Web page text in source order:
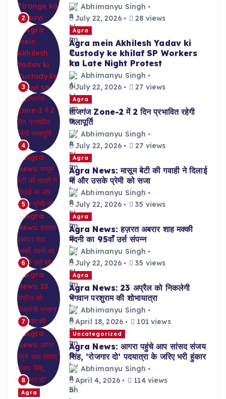
2
Abhimanyu Singh
July 22, 2026
28 views
3
Agra
Agra mein Akhilesh Yadav ki
Custody ke khilaf SP Workers
ka Late Night Protest
Abhimanyu Singh
July 22, 2026
27 views
4
Agra
ताजगंज Zone-2 में 2 दिन प्रभावित रहेगी
जलापूर्ति
Abhimanyu Singh
July 22, 2026
27 views
5
Agra
Agra News: मासूम बेटी की गवाही ने दिलाई
मां और उसके प्रेमी को सजा
Abhimanyu Singh
July 22, 2026
35 views
6
Agra
Agra News: हज़रत अबरार शाह मक्की
मदनी का 95वाँ उर्स संपन्न
Abhimanyu Singh
July 22, 2026
35 views
7
Agra
Agra News: 23 अप्रैल को निकलेगी
भगवान परशुराम की शोभायात्रा
Abhimanyu Singh
April 18, 2026
101 views
8
Uncategorized
Agra News: आगरा पहुंचे आप सांसद संजय
सिंह, ‘रोजगार दो’ पदयात्रा के जरिए भरी हुंकार
Abhimanyu Singh
April 4, 2026
114 views
Agra